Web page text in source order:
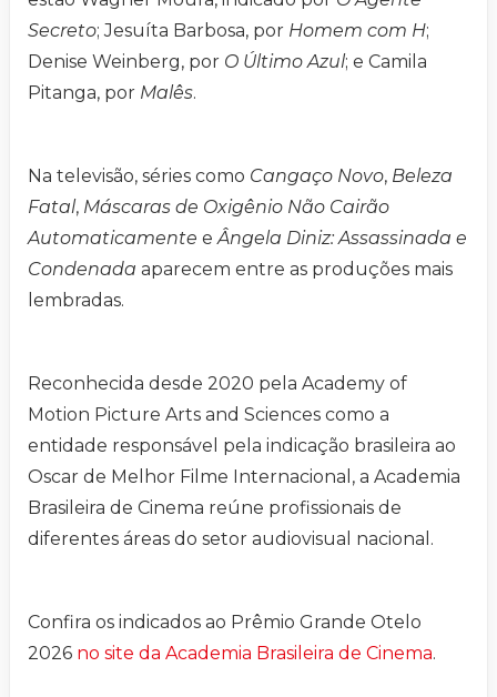
Secreto; Jesuíta Barbosa, por Homem com H;
Denise Weinberg, por O Último Azul; e Camila
Pitanga, por Malês.
Na televisão, séries como Cangaço Novo, Beleza
Fatal, Máscaras de Oxigênio Não Cairão
Automaticamente eÂngela Diniz: Assassinada e
Condenada aparecem entre as produções mais
lembradas.
Reconhecida desde 2020 pela Academy of
Motion Picture Arts and Sciences como a
entidade responsável pela indicação brasileira ao
Oscar de Melhor Filme Internacional, a Academia
Brasileira de Cinema reúne profissionais de
diferentes áreas do setor audiovisual nacional.
Confira os indicados ao Prêmio Grande Otelo
2026 no site da Academia Brasileira de Cinema.